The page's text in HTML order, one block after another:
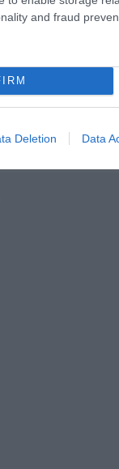
and fraud
Deletion Data